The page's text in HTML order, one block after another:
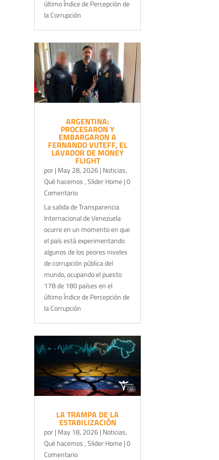
último Índice de Percepción de
la Corrupción
ARGENTINA:
PROCESARON Y
EMBARGARON A
FERNANDO VUTEFF, EL
LAVADOR DE MONEY
FLIGHT
por| May 28, 2026| Noticias,
Qué hacemos ,Slider Home| 0
Comentario
La salida de Transparencia
Internacional de Venezuela
ocurre en un momento en que
el país está experimentando
algunos de los peores niveles
de corrupción pública del
mundo, ocupando el puesto
178 de 180 países en el
último Índice de Percepción de
la Corrupción
LA TRAMPA DE LA
ESTABILIZACIÓN
por| May 18, 2026| Noticias,
Qué hacemos ,Slider Home| 0
Comentario